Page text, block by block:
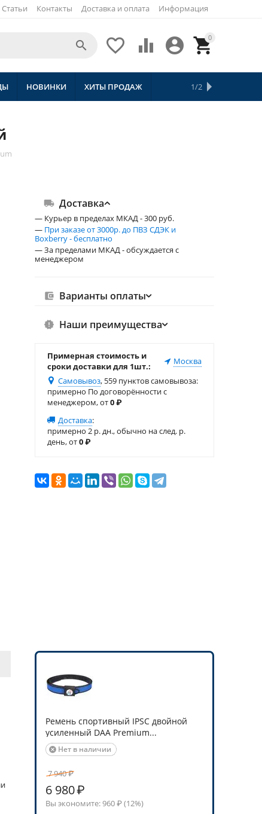
Статьи Контакты Доставка и оплата Информация
0


 

НОВИНКИ ХИТЫ ПРОДАЖ ТОВАРЫ С БЕСПЛАТНОЙ
1/2
Доставка
— Курьер в пределах МКАД - 300 руб.
— При заказе от 3000р. до ПВЗ СДЭК и
Boxberry - бесплатно
— За пределами МКАД - обсуждается с
менеджером
Варианты оплаты
Наши преимущества
Примерная стоимость и
сроки доставки для 1шт.:
Москва
Самовывоз, 559 пунктов самовывоза:
примерно По договорённости с
менеджером, от0₽
Доставка:
примерно 2 р. дн., обычно на след. р.
день, от0₽
Ремень спортивный IPSC двойной
усиленный DAA Premium...
Нет в наличии

7 940₽
6 980₽
Вы экономите:960₽ (12%)